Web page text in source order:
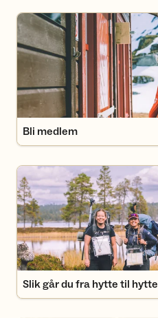
Bli medlem
Bli medlem
Slik går du fra hytte til hytte
Slik går du fra hytte til hytte